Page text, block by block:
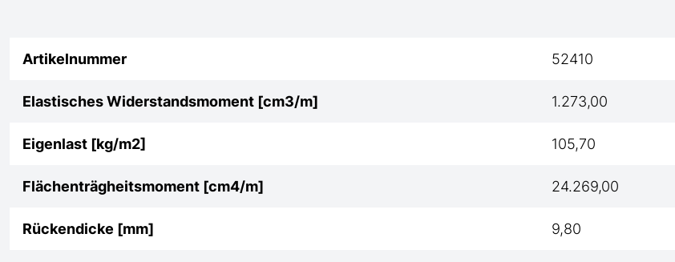
Artikelnummer 52410
Elastisches Widerstandsmoment [cm3/m] 1.273,00
Eigenlast [kg/m2] 105,70
Flächenträgheitsmoment [cm4/m] 24.269,00
Rückendicke [mm] 9,80